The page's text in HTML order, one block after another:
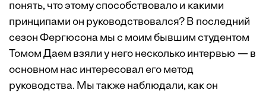
понять, что этому способствовало и какими
принципами он руководствовался? В последний
сезон Фергюсона мы с моим бывшим студентом
Томом Даем взяли у него несколько интервью — в
основном нас интересовал его метод
руководства. Мы также наблюдали, как он